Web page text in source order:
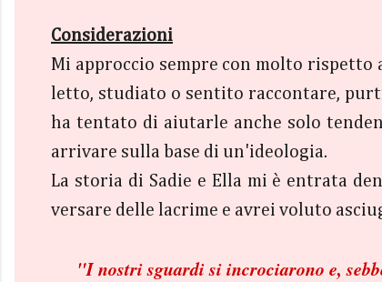
Considerazioni
Mi approccio sempre con molto rispetto
letto, studiato o sentito raccontare,
ha tentato di aiutarle anche solo
arrivare sulla base di un'ideologia.
La storia di Sadie e Ella mi è entrata
versare delle lacrime e avrei voluto
"I nostri sguardi si incrociarono e,